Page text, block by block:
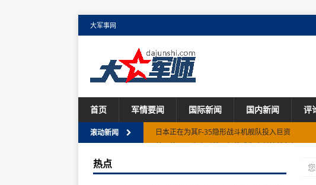
大军事网
首页 军情要闻 国际新闻 国内新闻 评
滚动新闻
美国的下一个隐形战斗机将成为高科技战争机器
英国新的暴风雨隐形战斗机存在一个大问题
热点